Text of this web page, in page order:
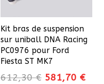
Kit bras de suspension
sur uniball DNA Racing
PC0976 pour Ford
Fiesta ST MK7
612,30€ Le
581,70 €Le